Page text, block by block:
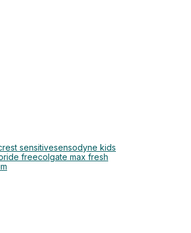
sensitivesensodyne kids
freecolgate max fresh